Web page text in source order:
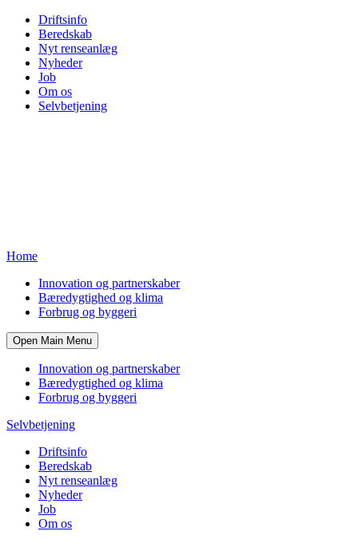
Driftsinfo
Beredskab
Nyt renseanlæg
Nyheder
Job
Om os
Selvbetjening
Home
Innovation og partnerskaber
Bæredygtighed og klima
Forbrug og byggeri
Open Main Menu
Innovation og partnerskaber
Bæredygtighed og klima
Forbrug og byggeri
Selvbetjening
Driftsinfo
Beredskab
Nyt renseanlæg
Nyheder
Job
Om os